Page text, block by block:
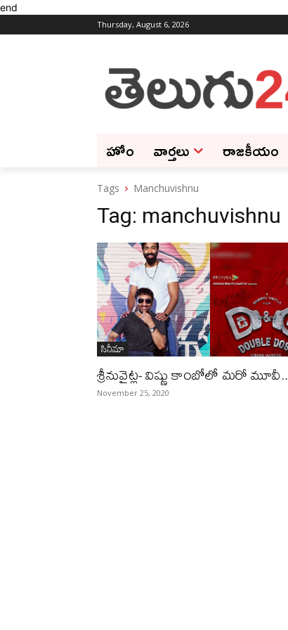
end
Thursday, August 6, 2026
హోం వార్తలు రాజకీయం
Tags Manchuvishnu
Tag: manchuvishnu
సినీమా
శ్రీనువైట్ల- విష్ణు కాంబోలో మరో మూవీ..
November 25, 2020